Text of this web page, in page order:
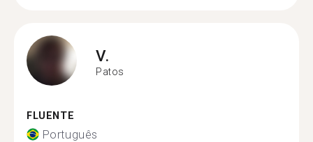
V.
Patos
FLUENTE
Português